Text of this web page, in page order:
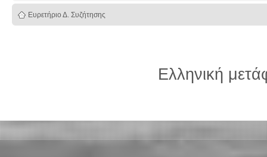
Ευρετήριο Δ. Συζήτησης
Ελληνική